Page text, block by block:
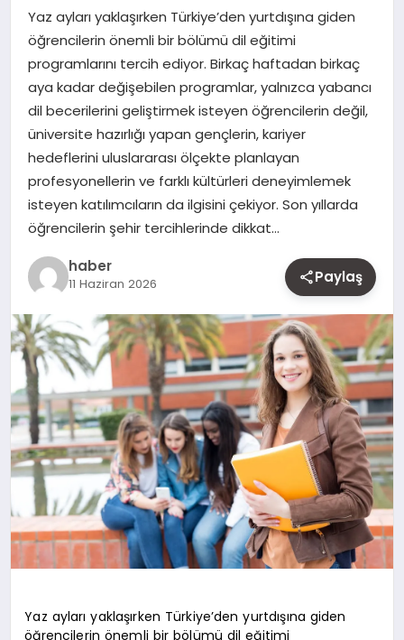
MAGAZIN
YAŞAM
OTOMOBIL
Yaz ayları yaklaşırken Türkiye’den yurtdışına giden
öğrencilerin önemli bir bölümü dil eğitimi
programlarını tercih ediyor. Birkaç haftadan birkaç
aya kadar değişebilen programlar, yalnızca yabancı
dil becerilerini geliştirmek isteyen öğrencilerin değil,
üniversite hazırlığı yapan gençlerin, kariyer
hedeflerini uluslararası ölçekte planlayan
profesyonellerin ve farklı kültürleri deneyimlemek
isteyen katılımcıların da ilgisini çekiyor. Son yıllarda
öğrencilerin şehir tercihlerinde dikkat…
haber
11 Haziran 2026 Paylaş
Yaz ayları yaklaşırken Türkiye’den yurtdışına giden
öğrencilerin önemli bir bölümü dil eğitimi